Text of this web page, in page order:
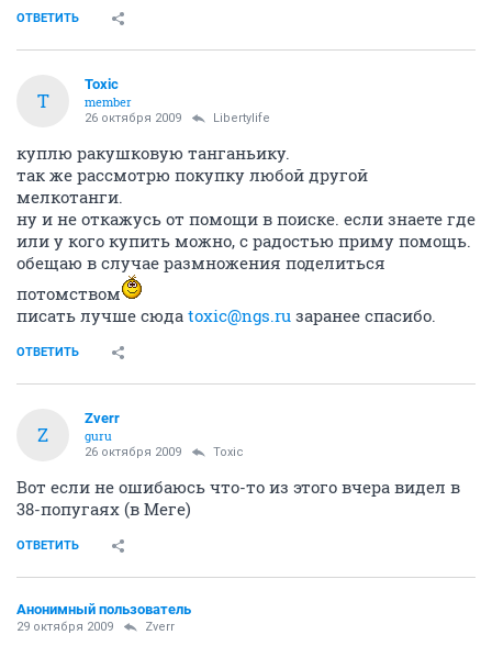
ОТВЕТИТЬ
T
Toxic
member
26 октября 2009 Libertylife
куплю ракушковую танганьику.
так же рассмотрю покупку любой другой
мелкотанги.
ну и не откажусь от помощи в поиске. если знаете где
или у кого купить можно, с радостью приму помощь.
обещаю в случае размножения поделиться
потомством
писать лучше сюда toxic@ngs.ru заранее спасибо.
ОТВЕТИТЬ
Z
Zverr
guru
26 октября 2009 Toxic
Вот если не ошибаюсь что-то из этого вчера видел в
38-попугаях (в Меге)
ОТВЕТИТЬ
Анонимный пользователь
29 октября 2009 Zverr